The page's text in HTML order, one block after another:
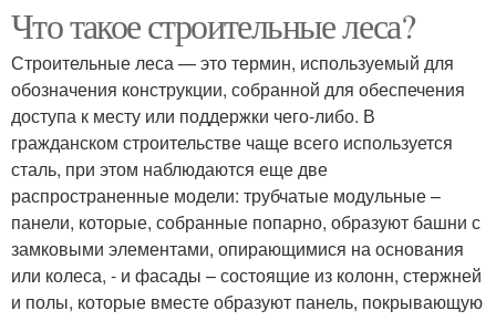
Что такое строительные леса?
Строительные леса — это термин, используемый для
обозначения конструкции, собранной для обеспечения
доступа к месту или поддержки чего-либо. В
гражданском строительстве чаще всего используется
сталь, при этом наблюдаются еще две
распространенные модели: трубчатые модульные –
панели, которые, собранные попарно, образуют башни с
замковыми элементами, опирающимися на основания
или колеса, - и фасады – состоящие из колонн, стержней
и полы, которые вместе образуют панель, покрывающую